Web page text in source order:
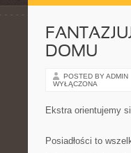
DOMU
POSTED BY ADMIN
WYŁĄCZONA
Ekstra orientujemy
Posiadłości to